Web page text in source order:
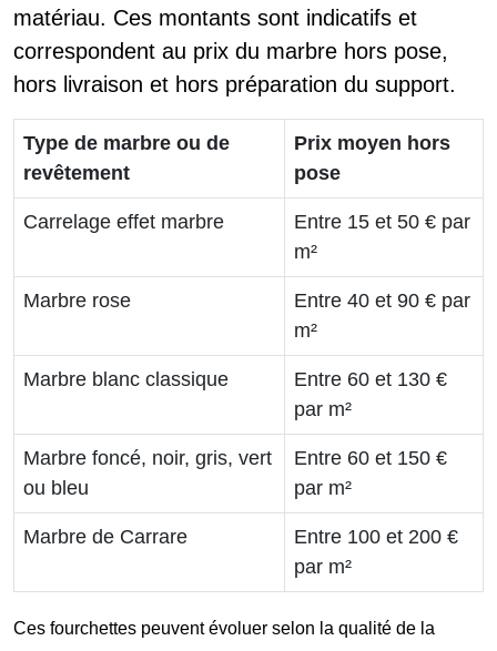
matériau. Ces montants sont indicatifs et
correspondent au prix du marbre hors pose,
hors livraison et hors préparation du support.
Type de marbre ou de
revêtement
Prix moyen hors
pose
Carrelage effet marbre
Entre 15 et 50 € par
m²
Marbre rose
Entre 40 et 90 € par
m²
Marbre blanc classique
Entre 60 et 130 €
par m²
Marbre foncé, noir, gris, vert
ou bleu
Entre 60 et 150 €
par m²
Marbre de Carrare
Entre 100 et 200 €
par m²
Ces fourchettes peuvent évoluer selon la qualité de la